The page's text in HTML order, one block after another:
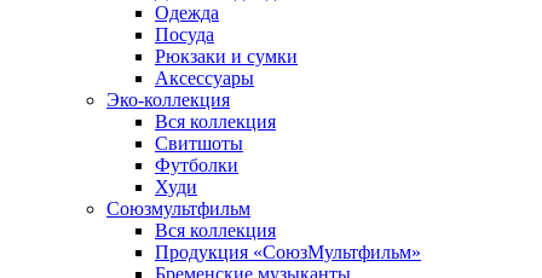
Одежда
Посуда
Рюкзаки и сумки
Аксессуары
Эко-коллекция
Вся коллекция
Свитшоты
Футболки
Худи
Союзмультфильм
Вся коллекция
Продукция «СоюзМультфильм»
Бременские музыканты